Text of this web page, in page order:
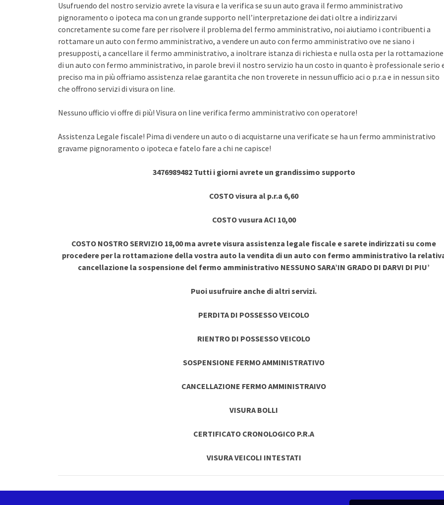
Usufruendo del nostro servizio avrete la visura e la verifica se su un auto grava il fermo amministrativo
pignoramento o ipoteca ma con un grande supporto nell’interpretazione dei dati oltre a indirizzarvi
concretamente su come fare per risolvere il problema del fermo amministrativo, noi aiutiamo i contribuenti a
rottamare un auto con fermo amministrativo, a vendere un auto con fermo amministrativo ove ne siano i
presupposti, a cancellare il fermo amministrativo, a inoltrare istanza di richiesta e nulla osta per la rottamazione
di un auto con fermo amministrativo, in parole brevi il nostro servizio ha un costo in quanto è professionale serio
preciso ma in più offriamo assistenza relae garantita che non troverete in nessun ufficio aci o p.r.a e in nessun sito
che offrono servizi di visura on line.
Nessuno ufficio vi offre di più! Visura on line verifica fermo amministrativo con operatore!
Assistenza Legale fiscale! Pima di vendere un auto o di acquistarne una verificate se ha un fermo amministrativo
gravame pignoramento o ipoteca e fatelo fare a chi ne capisce!
3476989482 Tutti i giorni avrete un grandissimo supporto
COSTO visura al p.r.a 6,60
COSTO vusura ACI 10,00
COSTO NOSTRO SERVIZIO 18,00 ma avrete visura assistenza legale fiscale e sarete indirizzati su come
procedere per la rottamazione della vostra auto la vendita di un auto con fermo amministrativo la
cancellazione la sospensione del fermo amministrativo NESSUNO SARA’IN GRADO DI DARVI DI PIU’
Puoi usufruire anche di altri servizi.
PERDITA DI POSSESSO VEICOLO
RIENTRO DI POSSESSO VEICOLO
SOSPENSIONE FERMO AMMINISTRATIVO
CANCELLAZIONE FERMO AMMINISTRAIVO
VISURA BOLLI
CERTIFICATO CRONOLOGICO P.R.A
VISURA VEICOLI INTESTATI